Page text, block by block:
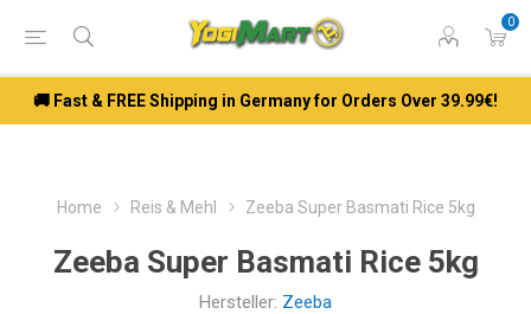
0
🚚 Fast & FREE Shipping in Germany for Orders Over 39.99€!
Home Reis & Mehl Zeeba Super Basmati Rice 5kg
Zeeba Super Basmati Rice 5kg
Hersteller: Zeeba